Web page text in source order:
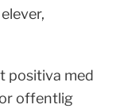
positiva med
offentlig